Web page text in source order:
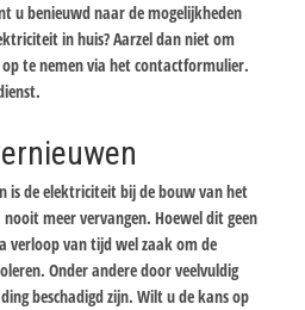
u benieuwd naar de mogelijkheden
in huis? Aarzel dan niet om
te nemen via het contactformulier.
is de elektriciteit bij de bouw van het
meer vervangen. Hoewel dit geen
verloop van tijd wel zaak om de
Onder andere door veelvuldig
beschadigd zijn. Wilt u de kans op